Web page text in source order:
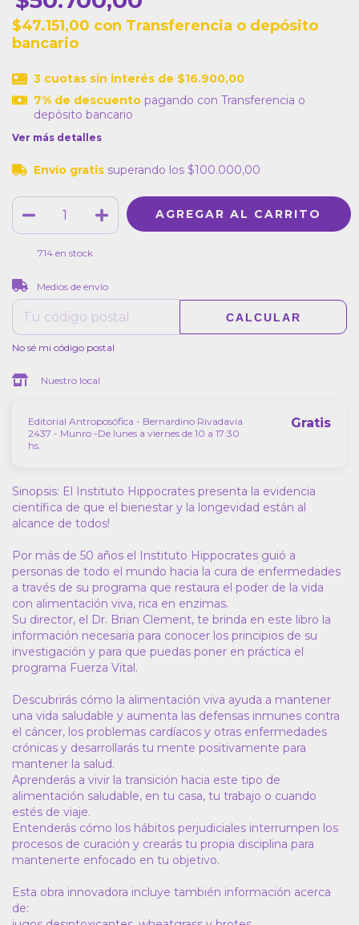
$47.151,00 con Transferencia o depósito
bancario
3 cuotas sin interés de $16.900,00
7% de descuentopagando con Transferencia o
depósito bancario
Ver más detalles
Envío gratis superando los $100.000,00
714en stock
Entregas para el CP:
Medios de envío
CALCULAR
No sé mi código postal
Nuestro local
Editorial Antroposófica - Bernardino Rivadavia
2437 - Munro -De lunes a viernes de 10 a 17:30
hs.
Gratis
Sinopsis: El Instituto Hippocrates presenta la evidencia
científica de que el bienestar y la longevidad están al
alcance de todos!
Por más de 50 años el Instituto Hippocrates guió a
personas de todo el mundo hacia la cura de enfermedades
a través de su programa que restaura el poder de la vida
con alimentación viva, rica en enzimas.
Su director, el Dr. Brian Clement, te brinda en este libro la
información necesaria para conocer los principios de su
investigación y para que puedas poner en práctica el
programa Fuerza Vital.
Descubrirás cómo la alimentación viva ayuda a mantener
una vida saludable y aumenta las defensas inmunes contra
el cáncer, los problemas cardíacos y otras enfermedades
crónicas y desarrollarás tu mente positivamente para
mantener la salud.
Aprenderás a vivir la transición hacia este tipo de
alimentación saludable, en tu casa, tu trabajo o cuando
estés de viaje.
Entenderás cómo los hábitos perjudiciales interrumpen los
procesos de curación y crearás tu propia disciplina para
mantenerte enfocado en tu objetivo.
Esta obra innovadora incluye también información acerca
de: